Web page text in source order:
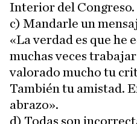
Interior del Congreso.
c) Mandarle un
«La verdad es que he
muchas veces
valorado mucho tu
También tu amistad.
abrazo».
d) Todas son